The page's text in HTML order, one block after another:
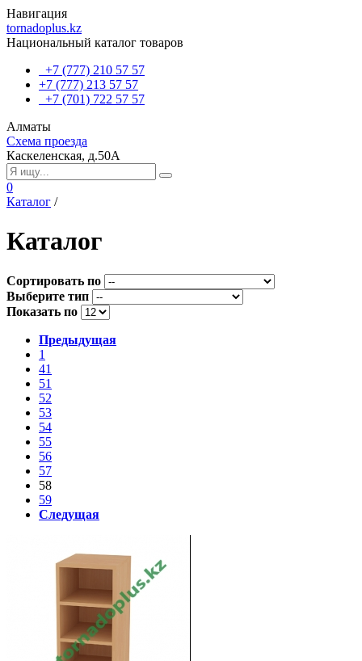
Навигация
tornadoplus.kz
Национальный каталог товаров
+7 (777) 210 57 57
+7 (777) 213 57 57
+7 (701) 722 57 57
Алматы
Схема проезда
Каскеленская, д.50А
0
Каталог /
Каталог
Сортировать по
Выберите тип
Показать по
Предыдущая
1
41
51
52
53
54
55
56
57
58
59
Следущая